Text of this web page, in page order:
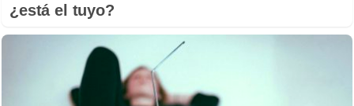
¿está el tuyo?